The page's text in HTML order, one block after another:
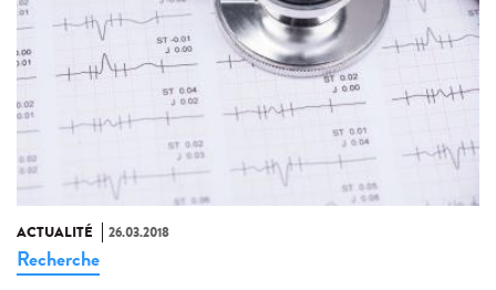
ACTUALITÉ 26.03.2018
Recherche